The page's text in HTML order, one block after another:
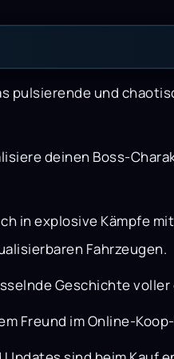
pulsierende und
deinen Boss-
in explosive Kämpfe
Fahrzeugen.
Geschichte
Freund im Online-